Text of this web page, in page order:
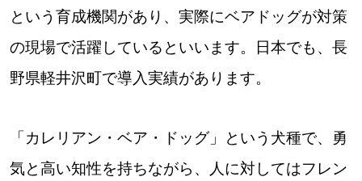
道東
道央
Sitakke編集部あい
という育成機関があり、実際にベアドッグが対策
の現場で活躍しているといいます。日本でも、長
野県軽井沢町で導入実績があります。
「カレリアン・ベア・ドッグ」という犬種で、勇
気と高い知性を持ちながら、人に対してはフレン